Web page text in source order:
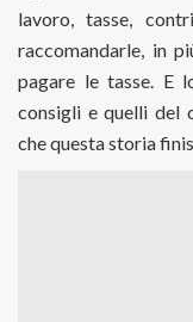
lavoro, tasse,
raccomandarle, in
pagare le tasse. E
consigli e quelli del
che questa storia